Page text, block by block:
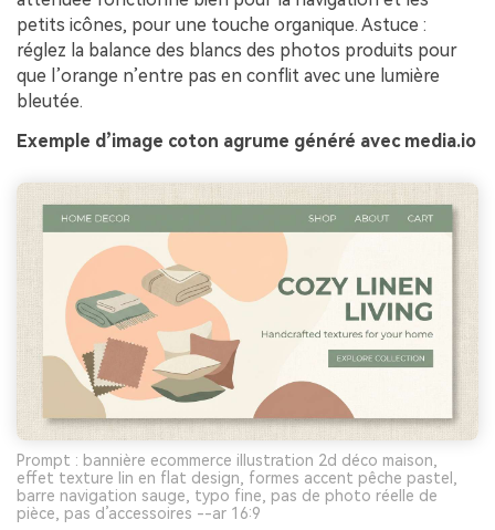
petits icônes, pour une touche organique. Astuce :
réglez la balance des blancs des photos produits pour
que l’orange n’entre pas en conflit avec une lumière
bleutée.
Exemple d’image coton agrume généré avec media.io
Prompt : bannière ecommerce illustration 2d déco maison,
effet texture lin en flat design, formes accent pêche pastel,
barre navigation sauge, typo fine, pas de photo réelle de
pièce, pas d’accessoires --ar 16:9